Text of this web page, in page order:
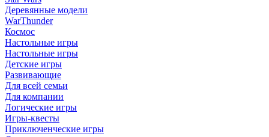
Деревянные модели
WarThunder
Космос
Настольные игры
Настольные игры
Детские игры
Развивающие
Для всей семьи
Для компании
Логические игры
Игры-квесты
Приключенческие игры